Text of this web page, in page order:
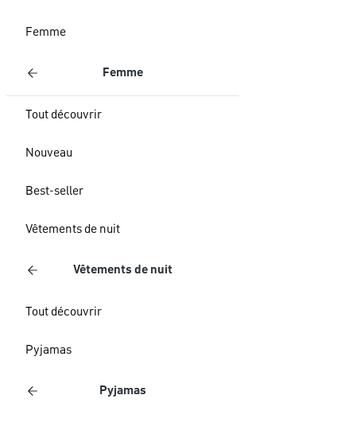
Femme
Femme
Tout découvrir
Nouveau
Best-seller
Vêtements de nuit
Vêtements de nuit
Tout découvrir
Pyjamas
Pyjamas